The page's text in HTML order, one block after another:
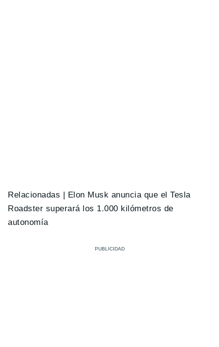
Relacionadas |
Elon Musk anuncia que el Tesla
Roadster superará los 1.000 kilómetros de
autonomía